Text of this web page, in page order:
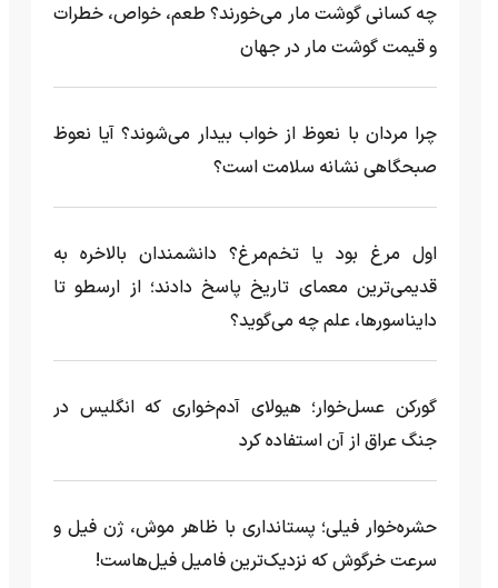
چه کسانی گوشت مار می‌خورند؟ طعم، خواص، خطرات
و قیمت گوشت مار در جهان
چرا مردان با نعوظ از خواب بیدار می‌شوند؟ آیا نعوظ
صبحگاهی نشانه سلامت است؟
اول مرغ بود یا تخم‌مرغ؟ دانشمندان بالاخره به
قدیمی‌ترین معمای تاریخ پاسخ دادند؛ از ارسطو تا
دایناسورها، علم چه می‌گوید؟
گورکن عسل‌خوار؛ هیولای آدم‌خواری که انگلیس در
جنگ عراق از آن استفاده کرد
حشره‌خوار فیلی؛ پستانداری با ظاهر موش، ژن فیل و
سرعت خرگوش که نزدیک‌ترین فامیل فیل‌هاست!